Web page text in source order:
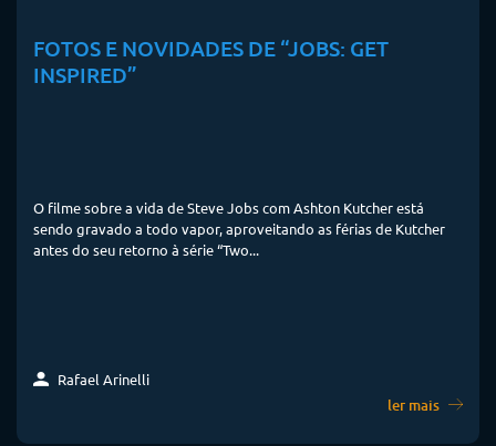
FOTOS E NOVIDADES DE “JOBS: GET
INSPIRED”
O filme sobre a vida de Steve Jobs com Ashton Kutcher está
sendo gravado a todo vapor, aproveitando as férias de Kutcher
antes do seu retorno à série “Two...
Rafael Arinelli
ler mais